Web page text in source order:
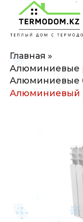
Главная »
Алюминиевые
Алюминиевые
Алюминиевый